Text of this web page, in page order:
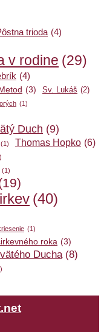
trioda (4)
v rodine (29)
(4)
(3) Sv. Lukáš (2)
(1)
Duch (9)
(1) Thomas Hopko (6)
(1)
(40)
(1)
roka (3)
Ducha (8)